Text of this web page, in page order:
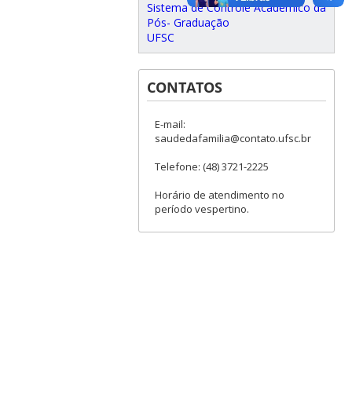
Sistema de Controle Acadêmico da
Pós- Graduação
UFSC
CONTATOS
E-mail:
saudedafamilia@contato.ufsc.br
Telefone: (48) 3721-2225
Horário de atendimento no
período vespertino.